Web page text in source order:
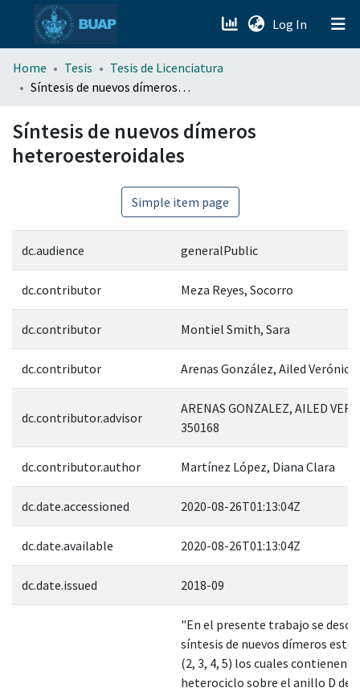
Log In (current)
menu.section.about_menu
Home Tesis
Tesis de Licenciatura
Síntesis de nuevos dímeros heteroesteroidales
Síntesis de nuevos dímeros
heteroesteroidales
Simple item page
dc.audience generalPublic
dc.contributor Meza Reyes, Socorro
dc.contributor Montiel Smith, Sara
dc.contributor Arenas González, Ailed Verónica
dc.contributor.advisor
ARENAS GONZALEZ, AILED
350168
dc.contributor.author Martínez López, Diana Clara
dc.date.accessioned 2020-08-26T01:13:04Z
dc.date.available 2020-08-26T01:13:04Z
dc.date.issued 2018-09
"En el presente trabajo se
síntesis de nuevos dímeros
(2, 3, 4, 5) los cuales contienen
heterociclo sobre el anillo D del